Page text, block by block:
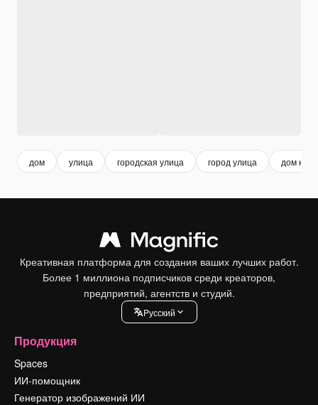
дом улица городская улица город улица дом
Креативная платформа для создания ваших лучших работ.
Более 1 миллиона подписчиков среди креаторов,
предприятий, агентств и студий.
Pусский
Продукция
Spaces
ИИ-помощник
Генератор изображений ИИ